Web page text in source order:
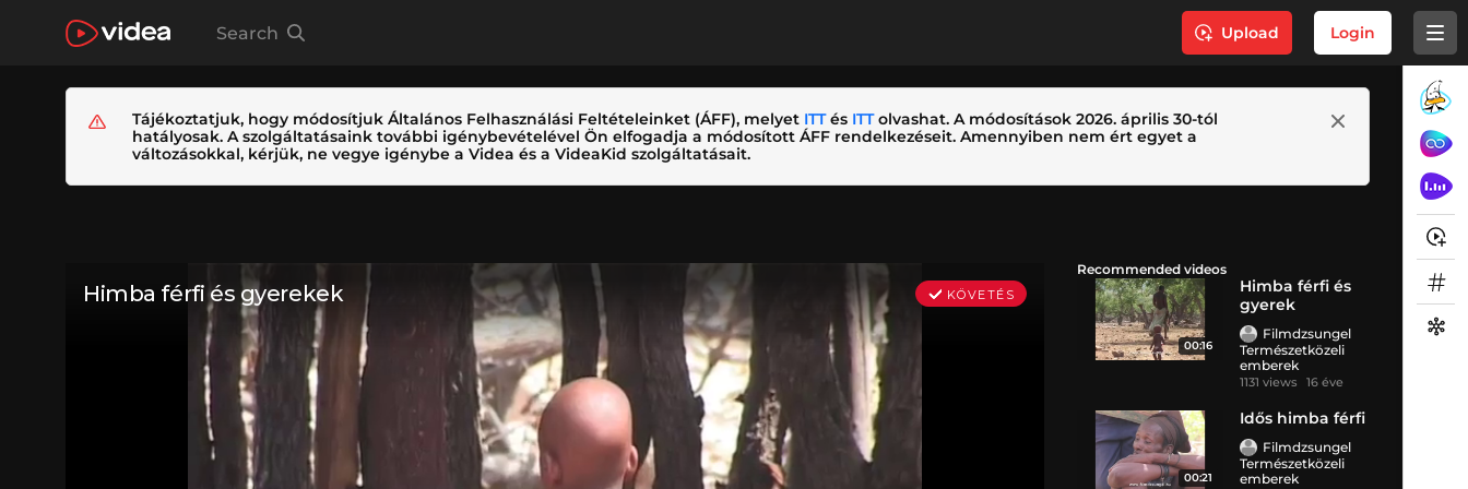
Search Upload Login
Tájékoztatjuk, hogy módosítjuk Általános Felhasználási Feltételeinket (ÁFF), melyet ITTés ITTolvashat. A módosítások 2026. április 30-tól
hatályosak. A szolgáltatásaink további igénybevételével Ön elfogadja a módosított ÁFF rendelkezéseit. Amennyiben nem ért egyet a
változásokkal, kérjük, ne vegye igénybe a Videa és a VideaKid szolgáltatásait.
Recommended videos
00:16
Himba férfi és
gyerek
Filmdzsungel
Természetközeli
emberek
1131 views 16 éve
00:21
Idős himba férfi
Filmdzsungel
Természetközeli
emberek